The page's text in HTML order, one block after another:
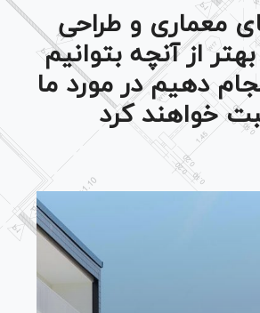
معماری و طراحی
از آنچه بتوانیم
دهیم در مورد ما
خواهند کرد